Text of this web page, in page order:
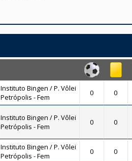
Instituto Bingen / P. Vôlei
Petrópolis - Fem
0 0
Instituto Bingen / P. Vôlei
Petrópolis - Fem
0 0
Instituto Bingen / P. Vôlei
Petrópolis - Fem
0 0